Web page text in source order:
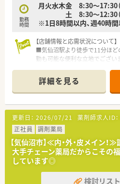
勤務
時間
月火水木金 8:30～17:30（
土 8:30～12:30（休
※1日8時間以内、週40時
【店舗情報と応需状況について】
■気仙沼駅より徒歩で11分ほど
勤も可能な便利な立地でございま
含み1日あたり80枚の処方箋を
■薬剤師は常勤4名、非常勤11
置で業務に取り組めます。
【法人特徴について】
■東証プライム上場企業である
プ会社として全国に約350店舗
■信頼される薬局を目指し、最
業の機械化を積極的に推進して
■在宅医療は東北から沖縄まで
療に深く貢献する企業でございま
【こんな方にオススメ】
詳細を見る
更新日： 2026/07/21 薬剤師求人ID：
正社員
調剤薬局
【気仙沼市】≪内・外・皮メイン
大手チェーン薬局だからこその
しています◎
検討リス